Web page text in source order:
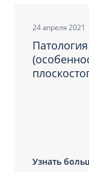
24 апреля 2021
Узнать